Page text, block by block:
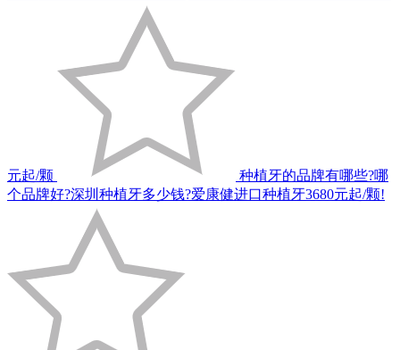
元起/颗
种植牙的品牌有哪些?哪
个品牌好?深圳种植牙多少钱?爱康健进口种植牙3680元起/颗!